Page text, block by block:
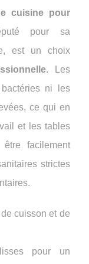
cuisine pour
pour sa
est un choix
. Les
ni les
ce qui en
et les tables
facilement
strictes
cuisson et de
pour un